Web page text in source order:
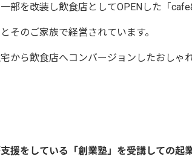
部を改装し飲食店としてOPENした「
そのご家族で経営されています。
から飲食店へコンバージョンしたおしゃ
援をしている「創業塾」を受講しての起